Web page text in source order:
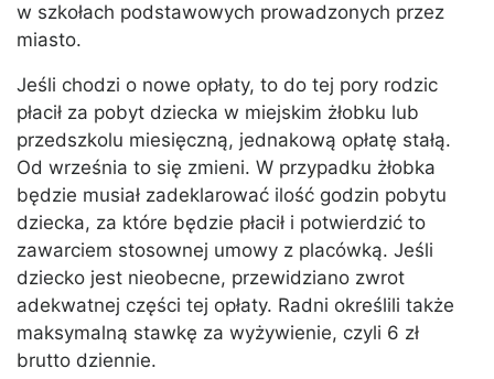
w szkołach podstawowych prowadzonych przez
miasto.
Jeśli chodzi o nowe opłaty, to do tej pory rodzic
płacił za pobyt dziecka w miejskim żłobku lub
przedszkolu miesięczną, jednakową opłatę stałą.
Od września to się zmieni. W przypadku żłobka
będzie musiał zadeklarować ilość godzin pobytu
dziecka, za które będzie płacił i potwierdzić to
zawarciem stosownej umowy z placówką. Jeśli
dziecko jest nieobecne, przewidziano zwrot
adekwatnej części tej opłaty. Radni określili także
maksymalną stawkę za wyżywienie, czyli 6 zł
brutto dziennie.